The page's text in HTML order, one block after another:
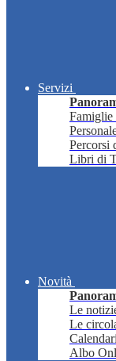
Servizi
Famiglie
Percorsi
Libri di
Novità
Le
Le
Albo